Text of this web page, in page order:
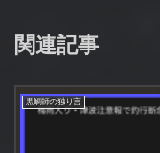
関連記事
黒鯛師の独り言